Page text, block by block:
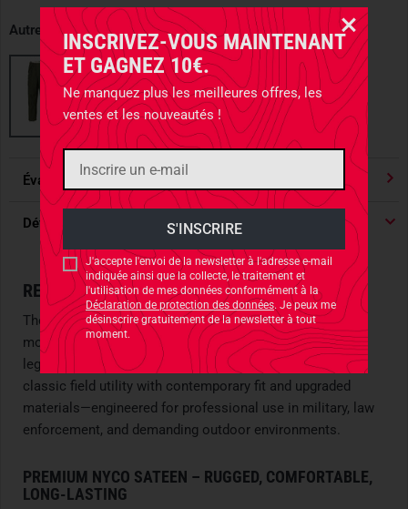
INSCRIVEZ-VOUS MAINTENANT
ET GAGNEZ 10€.
Ne manquez plus les meilleures offres, les
ventes et les nouveautés !
J'accepte l'envoi de la newsletter à l'adresse e-mail
indiquée ainsi que la collecte, le traitement et
l'utilisation de mes données conformément à la
Déclaration de protection des données. Je peux me
désinscrire gratuitement de la newsletter à tout
moment.
Autres variantes disponibles
Évaluations
Détails du produit
REENGINEERED CLASSIC FOR TACTICAL USE
TheM65 Conic Pantsare a modern take on one of the
most iconic military trousers in history. Inspired by the
legendary M65 field pants, this updated version merges
classic field utility with contemporary fit and upgraded
materials—engineered for professional use in military, law
enforcement, and demanding outdoor environments.
PREMIUM NYCO SATEEN – RUGGED, COMFORTABLE,
LONG-LASTING